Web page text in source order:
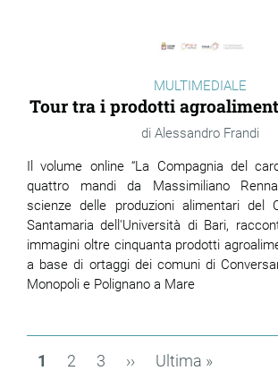
MULTIMEDIALE
Tour tra i prodotti
Alessandro Frandi
Il volume online “La Compagnia del
quattro mandi da Massimiliano
scienze delle produzioni alimentari del
Santamaria dell'Università di Bari,
immagini oltre cinquanta prodotti
a base di ortaggi dei comuni di
Monopoli e Polignano a Mare
Paginazione
Pagina
1 Page
2 Page
3
Pagina
››
Ultima
Ultima »